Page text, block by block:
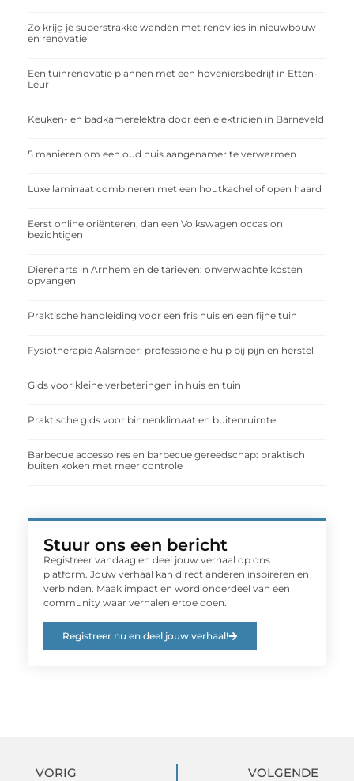
Zo krijg je superstrakke wanden met renovlies in nieuwbouw
en renovatie
Een tuinrenovatie plannen met een hoveniersbedrijf in Etten-
Leur
Keuken- en badkamerelektra door een elektricien in Barneveld
5 manieren om een oud huis aangenamer te verwarmen
Luxe laminaat combineren met een houtkachel of open haard
Eerst online oriënteren, dan een Volkswagen occasion
bezichtigen
Dierenarts in Arnhem en de tarieven: onverwachte kosten
opvangen
Praktische handleiding voor een fris huis en een fijne tuin
Fysiotherapie Aalsmeer: professionele hulp bij pijn en herstel
Gids voor kleine verbeteringen in huis en tuin
Praktische gids voor binnenklimaat en buitenruimte
Barbecue accessoires en barbecue gereedschap: praktisch
buiten koken met meer controle
Stuur ons een bericht
Registreer vandaag en deel jouw verhaal op ons
platform. Jouw verhaal kan direct anderen inspireren en
verbinden. Maak impact en word onderdeel van een
community waar verhalen ertoe doen.
Registreer nu en deel jouw verhaal!
VORIG VOLGENDE